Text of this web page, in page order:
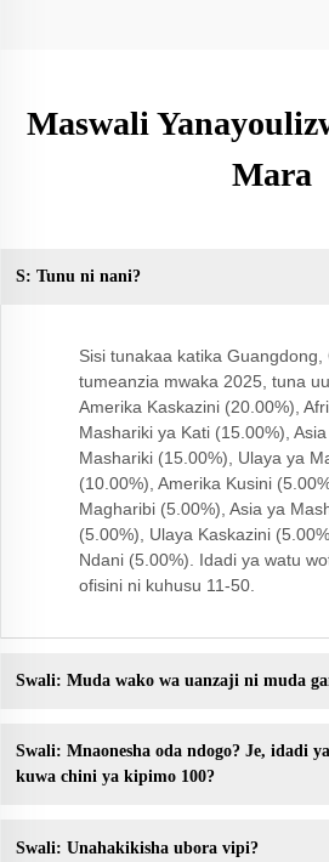
Maswali
Mara
S: Tunu ni nani?
Sisi tunakaa katika Guangdong,
tumeanzia mwaka 2025, tuna
Amerika Kaskazini (20.00%),
Mashariki ya Kati (15.00%),
Mashariki (15.00%), Ulaya ya
(10.00%), Amerika Kusini
Magharibi (5.00%), Asia ya
(5.00%), Ulaya Kaskazini
Ndani (5.00%). Idadi ya watu
ofisini ni kuhusu 11-50.
Swali: Muda wako wa uanzaji ni muda
Swali: Mnaonesha oda ndogo? Je, idadi
kuwa chini ya kipimo 100?
Swali: Unahakikisha ubora vipi?